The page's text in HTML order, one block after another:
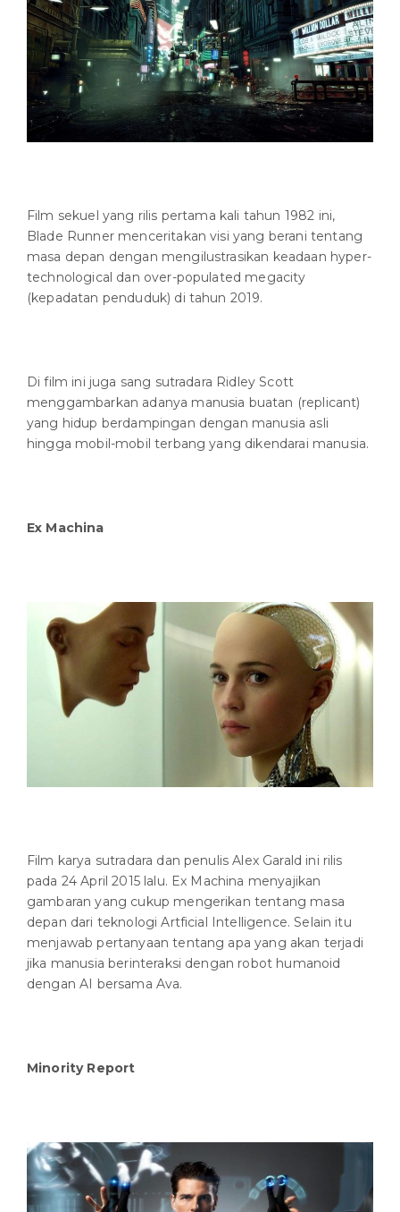
Film sekuel yang rilis pertama kali tahun 1982 ini,
Blade Runner menceritakan visi yang berani tentang
masa depan dengan mengilustrasikan keadaan hyper-
technological dan over-populated megacity
(kepadatan penduduk) di tahun 2019.
Di film ini juga sang sutradara Ridley Scott
menggambarkan adanya manusia buatan (replicant)
yang hidup berdampingan dengan manusia asli
hingga mobil-mobil terbang yang dikendarai manusia.
Ex Machina
Film karya sutradara dan penulis Alex Garald ini rilis
pada 24 April 2015 lalu. Ex Machina menyajikan
gambaran yang cukup mengerikan tentang masa
depan dari teknologi Artficial Intelligence. Selain itu
menjawab pertanyaan tentang apa yang akan terjadi
jika manusia berinteraksi dengan robot humanoid
dengan AI bersama Ava.
Minority Report